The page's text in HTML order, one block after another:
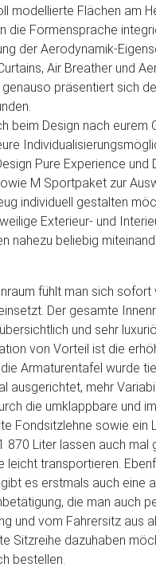
modellierte Flächen am
die Formensprache
der Aerodynamik-
Air Breather und
präsentiert sich
beim Design nach eurem
Pure Experience und
M Sportpaket zur
individuell gestalten
Exterieur- und
nahezu beliebig
fühlt man sich sofort
Der gesamte
und sehr
von Vorteil ist die
Armaturentafel wurde
ausgerichtet, mehr
die umklappbare und
Fondsitzlehne sowie ein
870 Liter lassen auch mal
leicht transportieren.
es erstmals auch eine
die man auch
und vom Fahrersitz aus
Sitzreihe dazuhaben
bestellen.